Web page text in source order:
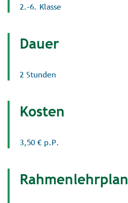
2.–6. Klasse
Dauer
2 Stunden
Kosten
3,50 € p.P.
Rahmenlehrplan